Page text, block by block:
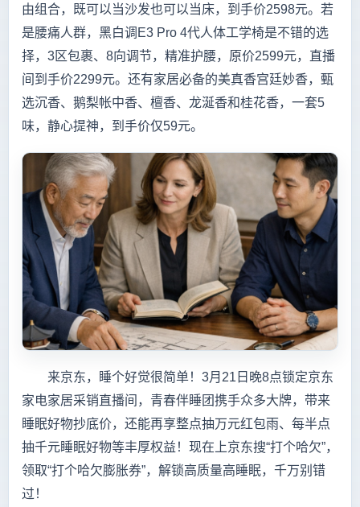
由组合，既可以当沙发也可以当床，到手价2598元。若
是腰痛人群，黑白调E3 Pro 4代人体工学椅是不错的选
择，3区包裹、8向调节，精准护腰，原价2599元，直播
间到手价2299元。还有家居必备的美真香宫廷妙香，甄
选沉香、鹅梨帐中香、檀香、龙涎香和桂花香，一套5
味，静心提神，到手价仅59元。
来京东，睡个好觉很简单！3月21日晚8点锁定京东
家电家居采销直播间，青春伴睡团携手众多大牌，带来
睡眠好物抄底价，还能再享整点抽万元红包雨、每半点
抽千元睡眠好物等丰厚权益！现在上京东搜“打个哈欠”，
领取“打个哈欠膨胀券”，解锁高质量高睡眠，千万别错
过！